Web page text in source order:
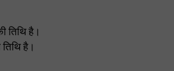
तिथि है।
है।